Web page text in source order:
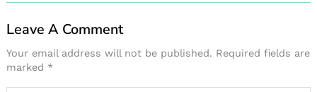
Leave A Comment
Your email address will not be published. Required fields are
marked *